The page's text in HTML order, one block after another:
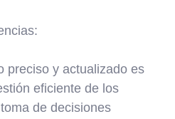
preciso y actualizado es
eficiente de los
de decisiones